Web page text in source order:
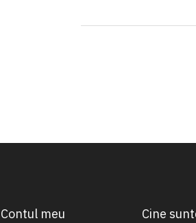
Contul meu Cine